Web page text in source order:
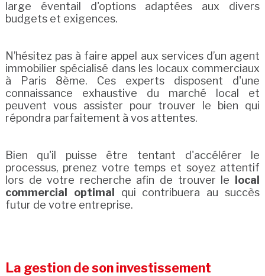
large éventail d'options adaptées aux divers
budgets et exigences.
N’hésitez pas à faire appel aux services d’un agent
immobilier spécialisé dans les locaux commerciaux
à Paris 8ème. Ces experts disposent d'une
connaissance exhaustive du marché local et
peuvent vous assister pour trouver le bien qui
répondra parfaitement à vos attentes.
Bien qu'il puisse être tentant d'accélérer le
processus, prenez votre temps et soyez attentif
lors de votre recherche afin de trouver le
local
commercial optimal
qui contribuera au succès
futur de votre entreprise.
La gestion de son investissement